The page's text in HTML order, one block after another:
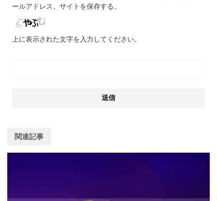
ールアドレス、サイトを保存する。
上に表示された文字を入力してください。
関連記事